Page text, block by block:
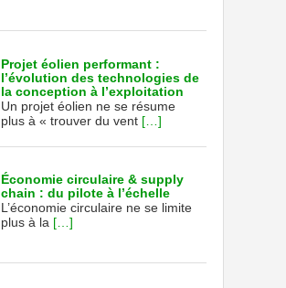
Projet éolien performant :
l’évolution des technologies de
la conception à l’exploitation
Un projet éolien ne se résume
plus à « trouver du vent […]
Économie circulaire & supply
chain : du pilote à l’échelle
L’économie circulaire ne se limite
plus à la […]